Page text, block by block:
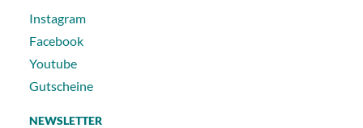
Instagram
Facebook
Youtube
Gutscheine
NEWSLETTER